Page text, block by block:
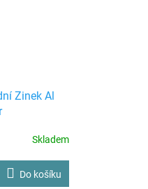
Zinek Al
Skladem
Do košíku